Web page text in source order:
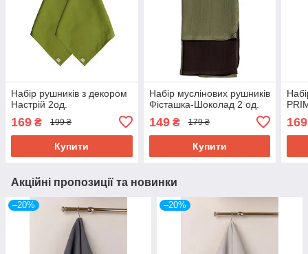
Набір рушників з декором
Настрій 2од.
169 ₴ 199 ₴
Купити
Набір муслінових рушників
Фісташка-Шоколад 2 од.
149₴ 179 ₴
Купити
169
Акційні пропозиції та новинки
–20% –20%